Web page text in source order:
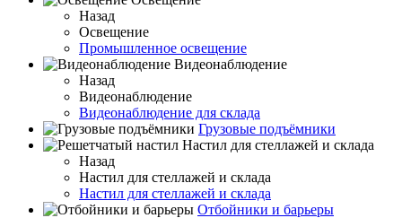
Назад
Освещение
Промышленное освещение
Видеонаблюдение
Назад
Видеонаблюдение
Видеонаблюдение для склада
Грузовые подъёмники
Настил для стеллажей и склада
Назад
Настил для стеллажей и склада
Настил для стеллажей и склада
Отбойники и барьеры